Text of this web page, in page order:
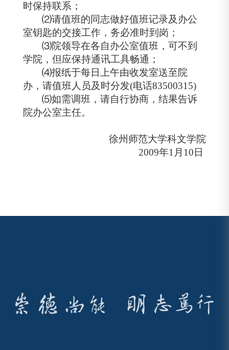
时保持联系；
⑵请值班的同志做好值班记录及办公
室钥匙的交接工作，务必准时到岗；
⑶院领导在各自办公室值班，可不到
学院，但应保持通讯工具畅通；
⑷报纸于每日上午由收发室送至院
办，请值班人员及时分发(电话83500315)
⑸如需调班，请自行协商，结果告诉
院办公室主任。
徐州师范大学科文学院
2009年1月 10 日